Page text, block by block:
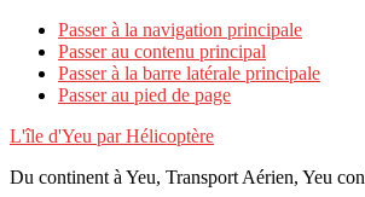
Passer à la navigation principale
Passer au contenu principal
Passer à la barre latérale principale
Passer au pied de page
L'île d'Yeu par Hélicoptère
Du continent à Yeu, Transport Aérien, Yeu